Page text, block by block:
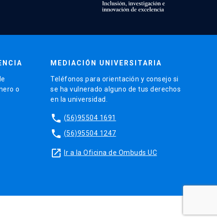
o
MEDIACIÓN UNIVERSITARIA
Teléfonos para orientación y consejo si
se ha vulnerado alguno de tus derechos
en la universidad.
phone (56)95504 1691
phone (56)95504 1247
launch Ir a la Oficina de Ombuds UC